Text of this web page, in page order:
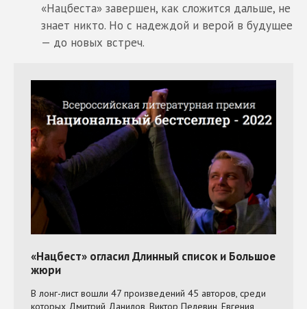
«Нацбеста» завершен, как сложится дальше, не
знает никто. Но с надеждой и верой в будущее
— до новых встреч.